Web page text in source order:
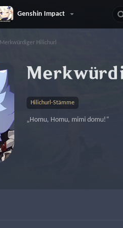
Genshin Impact
Merkwürdiger Hilichurl
Hilichurl-Stämme
„Homu, Homu, mimi domu!“